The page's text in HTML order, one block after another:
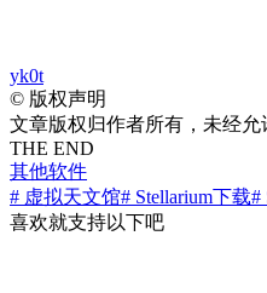
yk0t
© 版权声明
文章版权归作者所有，未经允
THE END
其他软件
# 虚拟天文馆# Stellarium下载#
喜欢就支持以下吧